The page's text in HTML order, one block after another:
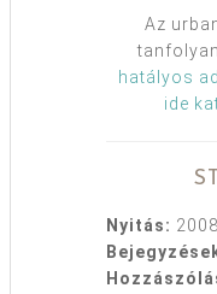
Az
hatályos
ide
Nyitás: